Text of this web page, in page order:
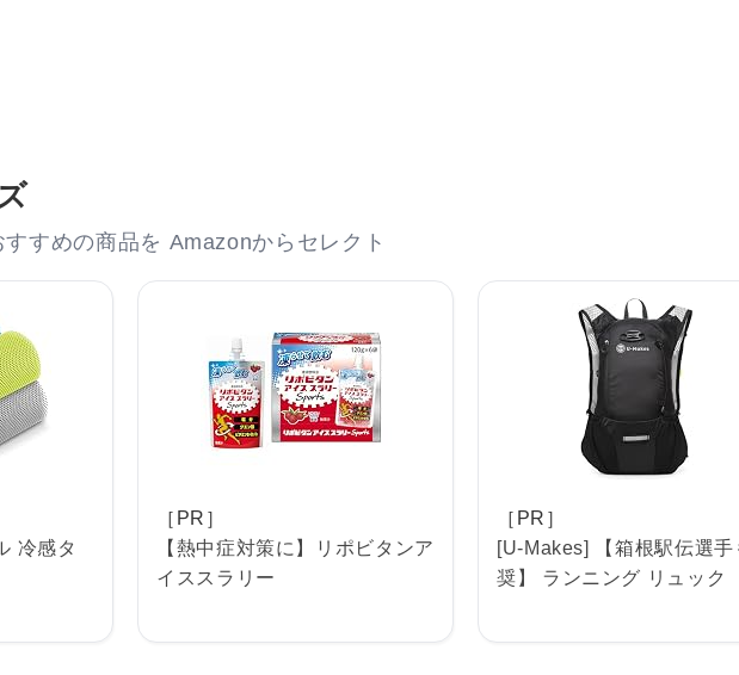
すすめの商品を Amazonからセレクト
冷感タ
［PR］
【熱中症対策に】リポビタンア
イススラリー
［PR］
[U-Makes] 【箱根駅伝選手
奨】 ランニング リュック